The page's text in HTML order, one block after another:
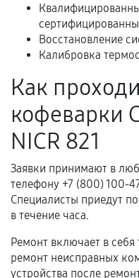
В некоторых
расширенной
условия продления
Когда
механические
перегрев,
Самостоятельный
Естественный
предусмотрено
Восстановление
Калибровка
Как
кофеварки
NICR 821
Заявки принимают в
телефону +7 (800) 100-
Специалисты приедут
в течение часа.
Ремонт включает в
ремонт неисправных
устройства после